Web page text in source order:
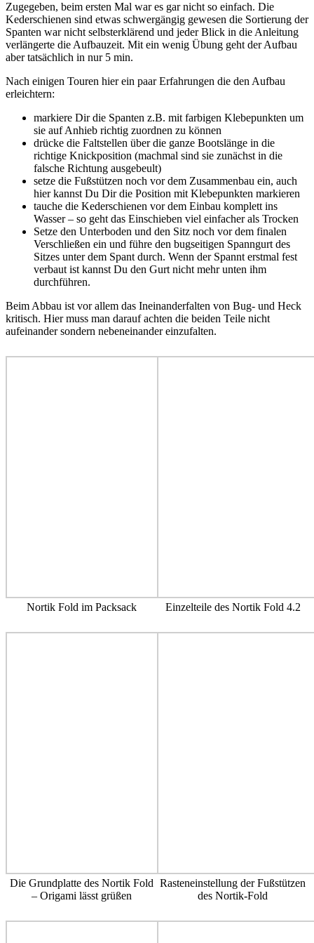
Zugegeben, beim ersten Mal war es gar nicht so einfach. Die
Kederschienen sind etwas schwergängig gewesen die Sortierung der
Spanten war nicht selbsterklärend und jeder Blick in die Anleitung
verlängerte die Aufbauzeit. Mit ein wenig Übung geht der Aufbau
aber tatsächlich in nur 5 min.
Nach einigen Touren hier ein paar Erfahrungen die den Aufbau
erleichtern:
markiere Dir die Spanten z.B. mit farbigen Klebepunkten um
sie auf Anhieb richtig zuordnen zu können
drücke die Faltstellen über die ganze Bootslänge in die
richtige Knickposition (machmal sind sie zunächst in die
falsche Richtung ausgebeult)
setze die Fußstützen noch vor dem Zusammenbau ein, auch
hier kannst Du Dir die Position mit Klebepunkten markieren
tauche die Kederschienen vor dem Einbau komplett ins
Wasser – so geht das Einschieben viel einfacher als Trocken
Setze den Unterboden und den Sitz noch vor dem finalen
Verschließen ein und führe den bugseitigen Spanngurt des
Sitzes unter dem Spant durch. Wenn der Spannt erstmal fest
verbaut ist kannst Du den Gurt nicht mehr unten ihm
durchführen.
Beim Abbau ist vor allem das Ineinanderfalten von Bug- und Heck
kritisch. Hier muss man darauf achten die beiden Teile nicht
aufeinander sondern nebeneinander einzufalten.
Nortik Fold im Packsack Einzelteile des Nortik Fold 4.2
Die Grundplatte des Nortik Fold
– Origami lässt grüßen
Rasteneinstellung der Fußstützen
des Nortik-Fold